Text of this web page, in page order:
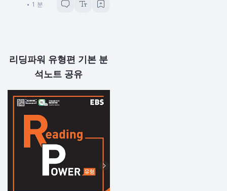
리카수니
1 분 소요
리딩파워 유형편 기본 분
석노트 공유